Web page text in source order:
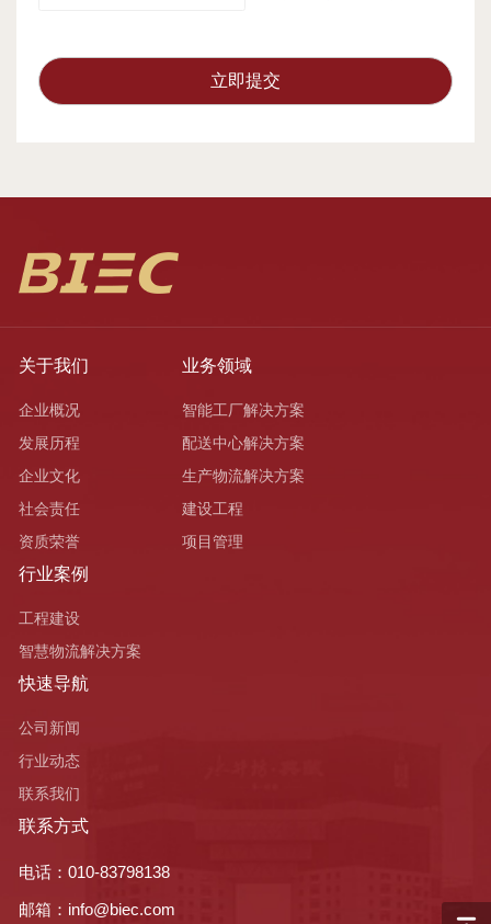
立即提交
关于我们
企业概况
发展历程
企业文化
社会责任
资质荣誉
业务领域
智能工厂解决方案
配送中心解决方案
生产物流解决方案
建设工程
项目管理
行业案例
工程建设
智慧物流解决方案
快速导航
公司新闻
行业动态
联系我们
联系方式
电话：010-83798138
邮箱：info@biec.com